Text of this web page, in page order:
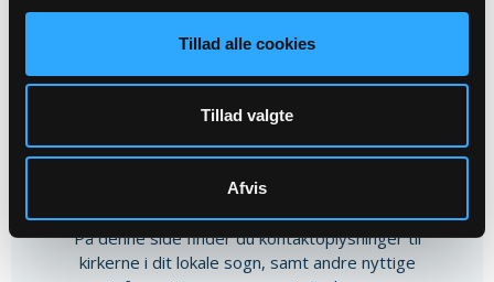
Tillad alle cookies
Tillad valgte
Afvis
På denne side finder du kontaktoplysninger til
kirkerne i dit lokale sogn, samt andre nyttige